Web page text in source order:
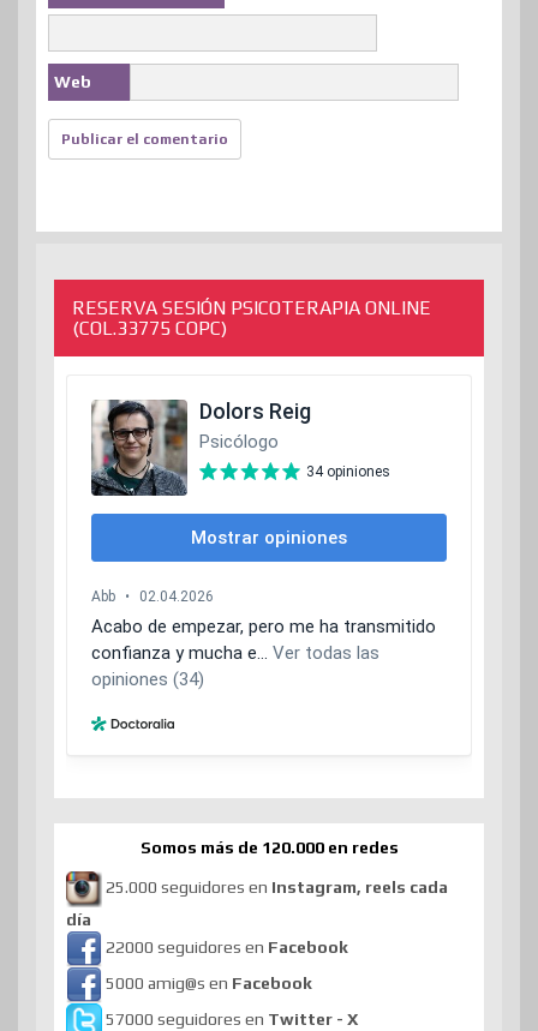
Web
RESERVA SESIÓN PSICOTERAPIA ONLINE
(COL.33775 COPC)
Somos más de 120.000 en redes
25.000 seguidores en Instagram, reels cada
día
22000 seguidores en Facebook
5000 amig@s en Facebook
57000 seguidores en Twitter - X